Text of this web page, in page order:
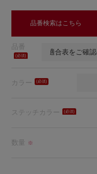
品番検索はこちら
品番
カラー
ステッチカラー
数量 ※